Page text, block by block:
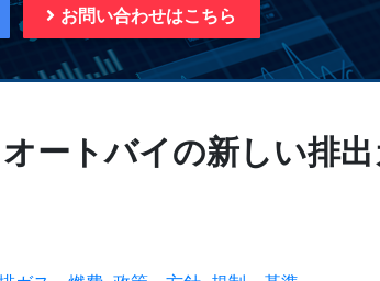
お問い合わせはこちら
ートバイの新しい排出